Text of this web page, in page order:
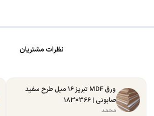
نظرات مشتریان
ورق MDF تبریز 16 میل طرح سفید
صابونی | 366×183
محمد